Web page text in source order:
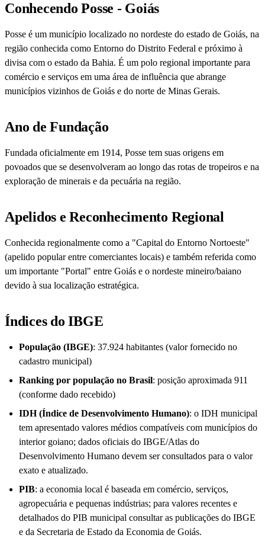
Conhecendo Posse - Goiás
Posse é um município localizado no nordeste do estado de Goiás, na
região conhecida como Entorno do Distrito Federal e próximo à
divisa com o estado da Bahia. É um polo regional importante para
comércio e serviços em uma área de influência que abrange
municípios vizinhos de Goiás e do norte de Minas Gerais.
Ano de Fundação
Fundada oficialmente em 1914, Posse tem suas origens em
povoados que se desenvolveram ao longo das rotas de tropeiros e na
exploração de minerais e da pecuária na região.
Apelidos e Reconhecimento Regional
Conhecida regionalmente como a "Capital do Entorno Nortoeste"
(apelido popular entre comerciantes locais) e também referida como
um importante "Portal" entre Goiás e o nordeste mineiro/baiano
devido à sua localização estratégica.
Índices do IBGE
População (IBGE): 37.924 habitantes (valor fornecido no
cadastro municipal)
Ranking por população no Brasil: posição aproximada 911
(conforme dado recebido)
IDH (Índice de Desenvolvimento Humano): o IDH municipal
tem apresentado valores médios compatíveis com municípios do
interior goiano; dados oficiais do IBGE/Atlas do
Desenvolvimento Humano devem ser consultados para o valor
exato e atualizado.
PIB: a economia local é baseada em comércio, serviços,
agropecuária e pequenas indústrias; para valores recentes e
detalhados do PIB municipal consultar as publicações do IBGE
e da Secretaria de Estado da Economia de Goiás.